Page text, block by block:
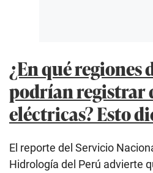
¿En qué regiones
podrían registrar
eléctricas? Esto
El reporte del Servicio
Hidrología del Perú advierte